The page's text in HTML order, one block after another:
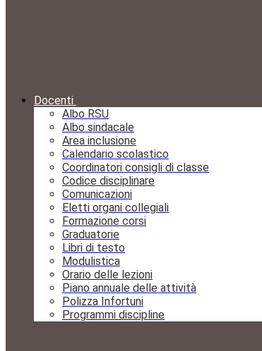
Docenti
Albo RSU
Albo sindacale
Area inclusione
Calendario scolastico
Coordinatori consigli di classe
Codice disciplinare
Comunicazioni
Eletti organi collegiali
Formazione corsi
Graduatorie
Libri di testo
Modulistica
Orario delle lezioni
Piano annuale delle attività
Polizza Infortuni
Programmi discipline